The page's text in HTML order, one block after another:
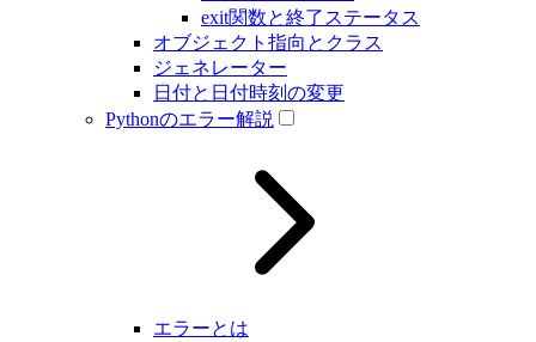
exit関数と終了ステータス
オブジェクト指向とクラス
ジェネレーター
日付と日付時刻の変更
Pythonのエラー解説
エラーとは